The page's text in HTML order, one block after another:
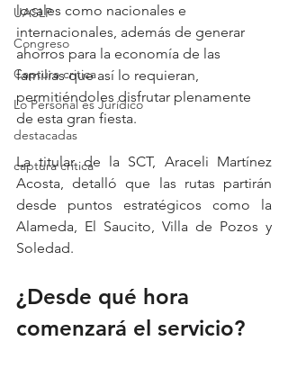
UASLP
Congreso
Captura critica
Lo Personal es Jurídico
destacadas
captura critica
locales como nacionales e
internacionales, además de generar
ahorros para la economía de las
familias que así lo requieran,
permitiéndoles disfrutar plenamente
de esta gran fiesta.
La titular de la SCT, Araceli Martínez
Acosta, detalló que las rutas partirán
desde puntos estratégicos como la
Alameda, El Saucito, Villa de Pozos y
Soledad.
¿Desde qué hora
comenzará el servicio?